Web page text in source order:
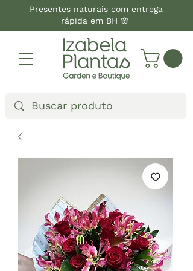
Presentes naturais com entrega
rápida em BH 🌸